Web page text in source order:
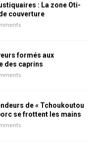
: La zone Oti-
couverture
formés aux
des caprins
de « Tchoukoutou
se frottent les mains